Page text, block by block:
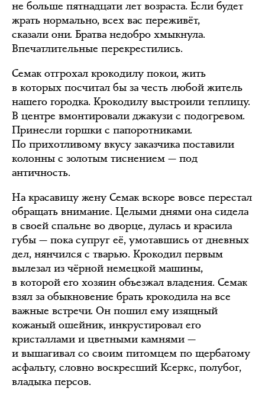
не больше пятнадцати лет возраста. Если будет
жрать нормально, всех вас переживёт,
сказали они. Братва недобро хмыкнула.
Впечатлительные перекрестились.
Семак отгрохал крокодилу покои, жить
в которых посчитал бы за честь любой житель
нашего городка. Крокодилу выстроили теплицу.
В центре вмонтировали джакузи с подогревом.
Принесли горшки с папоротниками.
По прихотливому вкусу заказчика поставили
колонны с золотым тиснением — под
античность.
На красавицу жену Семак вскоре вовсе перестал
обращать внимание. Целыми днями она сидела
в своей спальне во дворце, дулась и красила
губы — пока супруг её, умотавшись от дневных
дел, нянчился с тварью. Крокодил первым
вылезал из чёрной немецкой машины,
в которой его хозяин объезжал владения. Семак
взял за обыкновение брать крокодила на все
важные встречи. Он пошил ему изящный
кожаный ошейник, инкрустировал его
кристаллами и цветными камнями —
и вышагивал со своим питомцем по щербатому
асфальту, словно воскресший Ксеркс, полубог,
владыка персов.